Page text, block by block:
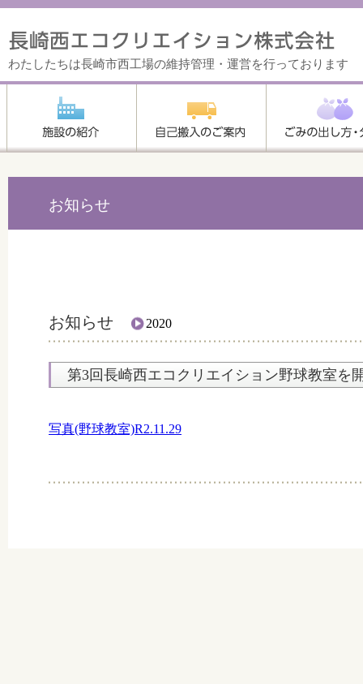
わたしたちは長崎市西工場の維持管理・運営を行っております
お知らせ
お知らせ 2020
第3回長崎西エコクリエイション野球教室を
写真(野球教室)R2.11.29